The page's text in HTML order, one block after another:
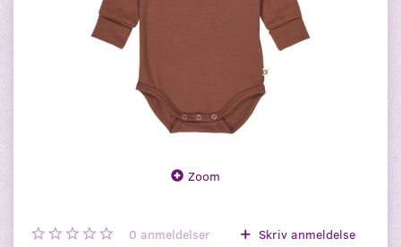
Zoom
0 anmeldelser Skriv anmeldelse